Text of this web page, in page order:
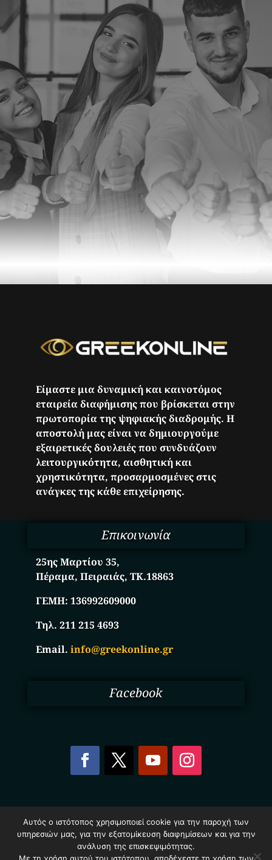
Είμαστε μια δυναμική και καινοτόμος
εταιρεία διαφήμισης που βρίσκεται στην
πρωτοπορία της ψηφιακής διαδρομής. Η
αποστολή μας είναι να δημιουργούμε
εξαιρετικές δουλειές που συνδυάζουν
λειτουργικότητα, αισθητική και
χρηστικότητα, προσαρμοσμένες στις
ανάγκες της κάθε επιχείρησης.
Επικοινωνία
25ης Μαρτίου 35,
Πέραμα, Πειραιάς, ΤΚ.18863
ΓΕΜΗ:136992609000
Τηλ. 211 215 4693
Email.info@greekonline.gr
Facebook
Επιχειρήσεων Ελλάδας – Greekonline.gr. All Rights
Reserved.
Όροι & Προυποθέσεις–Προστασία Προσωπικών
Αυτός ο ιστότοπος χρησιμοποιεί cookie για την παροχή των
υπηρεσιών μας, για την εξατομίκευση διαφημίσεων και για την
ανάλυση της επισκεψιμότητας.